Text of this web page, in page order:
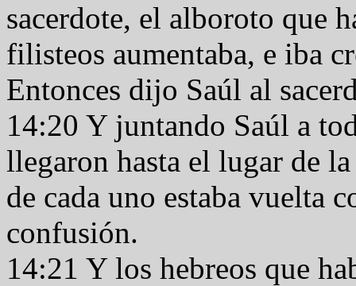
sacerdote, el alboroto que
filisteos aumentaba, e iba
Entonces dijo Saúl al
14:20 Y juntando Saúl a
llegaron hasta el lugar de
de cada uno estaba vuelta
confusión.
14:21 Y los hebreos que